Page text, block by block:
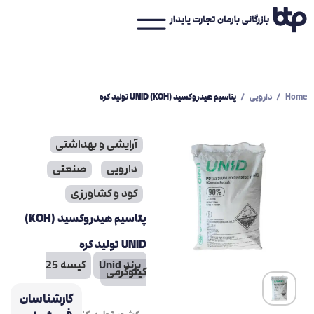
Home دارویی پتاسیم هیدروکسید (KOH) UNID تولید کره
آرایشی و بهداشتی
دارویی
صنعتی
کود و کشاورزی
پتاسیم هیدروکسید (KOH)
UNID تولید کره
برند Unid کیسه 25 کیلوگرمی
کره
کارشناسان